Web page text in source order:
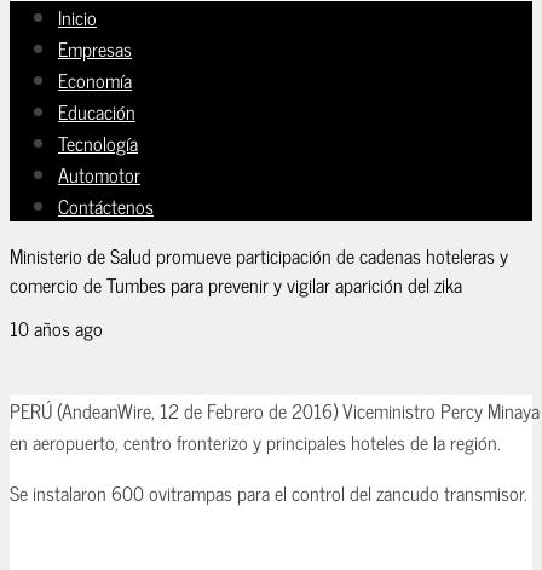
Inicio
Empresas
Economía
Educación
Tecnología
Automotor
Contáctenos
Ministerio de Salud promueve participación de cadenas hoteleras y
comercio de Tumbes para prevenir y vigilar aparición del zika
10 años ago
PERÚ (AndeanWire, 12 de Febrero de 2016) Viceministro Percy
en aeropuerto, centro fronterizo y principales hoteles de la región.
Se instalaron 600 ovitrampas para el control del zancudo transmisor.